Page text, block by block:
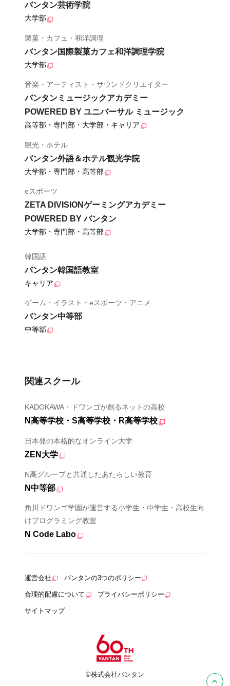
バンタン芸術学院
大学部
製菓・カフェ・和洋調理
バンタン国際製菓カフェ和洋調理学院
大学部
音楽・アーティスト・サウンドクリエイター
バンタンミュージックアカデミー
POWERED BY ユニバーサル ミュージック
高等部・専門部・大学部・キャリア
観光・ホテル
バンタン外語＆ホテル観光学院
大学部・専門部・高等部
eスポーツ
ZETA DIVISIONゲーミングアカデミー
POWERED BY バンタン
大学部・専門部・高等部
韓国語
バンタン韓国語教室
キャリア
ゲーム・イラスト・eスポーツ・アニメ
バンタン中等部
中等部
関連スクール
KADOKAWA・ドワンゴが創るネットの高校
N高等学校・S高等学校・R高等学校
日本発の本格的なオンライン大学
ZEN大学
N高グループと共通したあたらしい教育
N中等部
角川ドワンゴ学園が運営する小学生・中学生・高校生向
けプログラミング教室
N Code Labo
運営会社 バンタンの3つのポリシー
合理的配慮について プライバシーポリシー
サイトマップ
©株式会社バンタン